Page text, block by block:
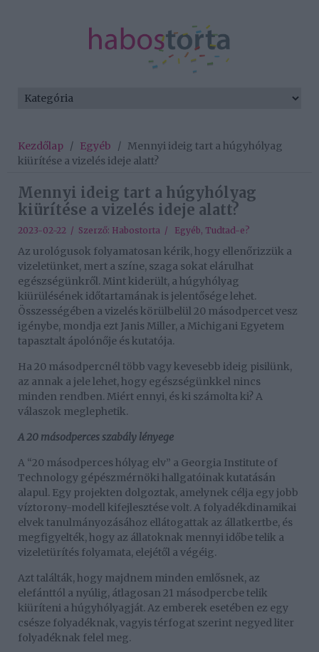
Kezdőlap / Egyéb / Mennyi ideig tart a húgyhólyag
kiürítése a vizelés ideje alatt?
Mennyi ideig tart a húgyhólyag
kiürítése a vizelés ideje alatt?
2023-02-22 / Szerző: Habostorta / Egyéb, Tudtad-e?
Az urológusok folyamatosan kérik, hogy ellenőrizzük a
vizeletünket, mert a színe, szaga sokat elárulhat
egészségünkről. Mint kiderült, a húgyhólyag
kiürülésének időtartamának is jelentősége lehet.
Összességében a vizelés körülbelül 20 másodpercet vesz
igénybe, mondja ezt Janis Miller, a Michigani Egyetem
tapasztalt ápolónője és kutatója.
Ha 20 másodpercnél több vagy kevesebb ideig pisilünk,
az annak a jele lehet, hogy egészségünkkel nincs
minden rendben. Miért ennyi, és ki számolta ki? A
válaszok meglephetik.
A 20 másodperces szabály lényege
A “20 másodperces hólyag elv” a Georgia Institute of
Technology gépészmérnöki hallgatóinak kutatásán
alapul. Egy projekten dolgoztak, amelynek célja egy jobb
víztorony-modell kifejlesztése volt. A folyadékdinamikai
elvek tanulmányozásához ellátogattak az állatkertbe, és
megfigyelték, hogy az állatoknak mennyi időbe telik a
vizeletürítés folyamata, elejétől a végéig.
Azt találták, hogy majdnem minden emlősnek, az
elefánttól a nyúlig, átlagosan 21 másodpercbe telik
kiüríteni a húgyhólyagját. Az emberek esetében ez egy
csésze folyadéknak, vagyis térfogat szerint negyed liter
folyadéknak felel meg.